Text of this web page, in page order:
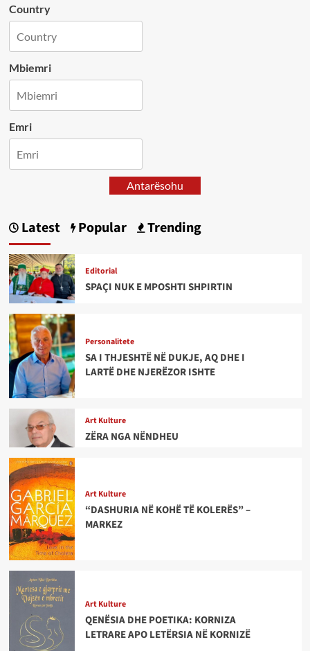
Country
Mbiemri
Emri
Antarësohu
Latest Popular Trending
Editorial
SPAÇI NUK E MPOSHTI SHPIRTIN
Personalitete
SA I THJESHTË NË DUKJE, AQ DHE I
LARTË DHE NJERËZOR ISHTE
Art Kulture
ZËRA NGA NËNDHEU
Art Kulture
“DASHURIA NË KOHË TË KOLERËS” –
MARKEZ
Art Kulture
QENËSIA DHE POETIKA: KORNIZA
LETRARE APO LETËRSIA NË KORNIZË